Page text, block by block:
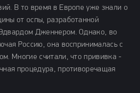
В то время в Европе уже знали о
от оспы, разработанной
Дженнером. Однако, во
Россию, она воспринималась с
Многие считали, что прививка -
процедура, противоречащая